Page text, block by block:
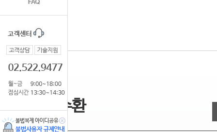
강사소개
경영학 최강자
경영학 전수환